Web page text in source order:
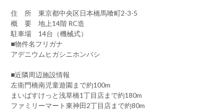
住 所 東京都中央区日本橋馬喰町2-3-5
概 要 地上14階 RC造
駐車場 14台（機械式）
■物件名フリガナ
アデニウムヒガシニホンバシ
■近隣周辺施設情報
左衛門橋南児童遊園まで約100m
まいばすけっと浅草橋1丁目店まで約180m
ファミリーマート東神田2丁目店まで約80m